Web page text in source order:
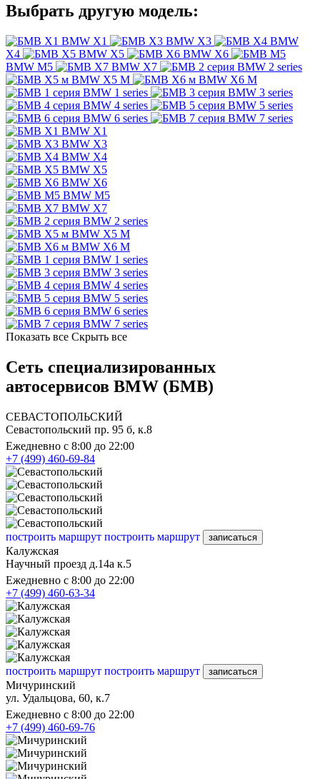
Выбрать другую модель:
BMW X1 BMW X3
BMW
X4
BMW X5
BMW X6
BMW M5
BMW X7
BMW 2 series
BMW X5 M
BMW X6 M
BMW 1 series
BMW 3 series
BMW 4 series
BMW 5 series
BMW 6 series
BMW 7 series
BMW X1
BMW X3
BMW X4
BMW X5
BMW X6
BMW M5
BMW X7
BMW 2 series
BMW X5 M
BMW X6 M
BMW 1 series
BMW 3 series
BMW 4 series
BMW 5 series
BMW 6 series
BMW 7 series
Показать все Скрыть все
Сеть специализированных
автосервисов BMW (БМВ)
СЕВАСТОПОЛЬСКИЙ
Севастопольский пр. 95 б, к.8
Ежедневно с 8:00 до 22:00
+7 (499) 460-69-84
построить маршрут построить маршрут записаться
Калужская
Научный проезд д.14а к.5
Ежедневно с 8:00 до 22:00
+7 (499) 460-63-34
построить маршрут построить маршрут записаться
Мичуринский
ул. Удальцова, 60, к.7
Ежедневно с 8:00 до 22:00
+7 (499) 460-69-76